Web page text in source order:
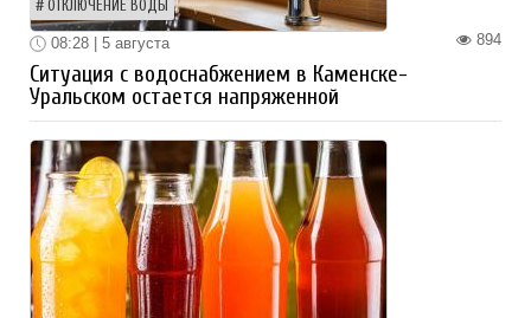
ОТКЛЮЧЕНИЕ ВОДЫ
894
08:28 | 5 августа
Ситуация с водоснабжением в Каменске-
Уральском остается напряженной